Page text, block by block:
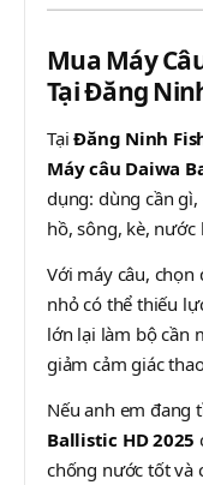
Mua Máy
Tại Đăng
TạiĐăng Ninh
Máy câu Daiwa
dụng: dùng cần gì,
hồ, sông, kè, nước
Với máy câu,
nhỏ có thể thiếu
lớn lại làm bộ cần
giảm cảm giác
Nếu anh em đang
Ballistic HD 2025
chống nước tốt và